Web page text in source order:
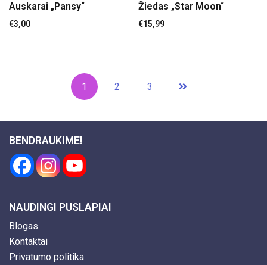
Auskarai „Pansy“
€3,00
Žiedas „Star Moon“
€15,99
1 2 3
BENDRAUKIME!
NAUDINGI PUSLAPIAI
Blogas
Kontaktai
Privatumo politika